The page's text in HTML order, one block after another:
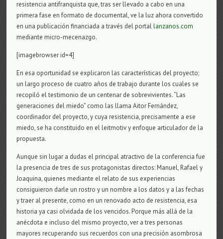
resistencia antifranquista que, tras ser llevado a cabo en una
primera fase en formato de documental, ve la luz ahora convertido
en una publicación financiada a través del portallanzanos.com
mediante micro-mecenazgo.
[imagebrowser id=4]
En esa oportunidad se explicaron las características del proyecto;
un largo proceso de cuatro años de trabajo durante los cuales se
recopiló el testimonio de un centenar de sobrevivientes. “Las
generaciones del miedo” como las llama Aitor Fernández,
coordinador del proyecto, y cuya resistencia, precisamente a ese
miedo, se ha constituido en el leitmotiv y enfoque articulador de la
propuesta.
Aunque sin lugar a dudas el principal atractivo de la conferencia fue
la presencia de tres de sus protagonistas directos: Manuel, Rafael y
Joaquina, quienes mediante el relato de sus experiencias
consiguieron darle un rostro y un nombre a los datos y a las fechas
y traer al presente, como en un renovado acto de resistencia, esa
historia ya casi olvidada de los vencidos. Porque más allá de la
anécdota e incluso del mismo proyecto, ver a tres personas
mayores recuperando sus recuerdos con una precisión asombrosa